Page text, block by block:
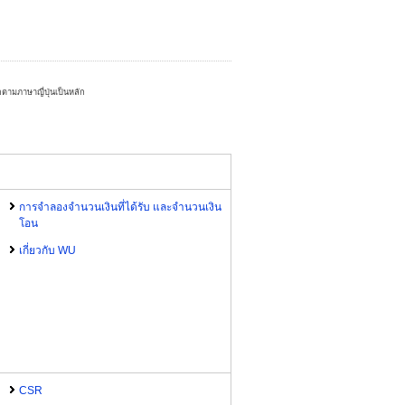
ตามภาษาญี่ปุ่นเป็นหลัก
การจำลองจำนวนเงินที่ได้รับ และจำนวนเงิน
โอน
เกี่ยวกับ WU
CSR